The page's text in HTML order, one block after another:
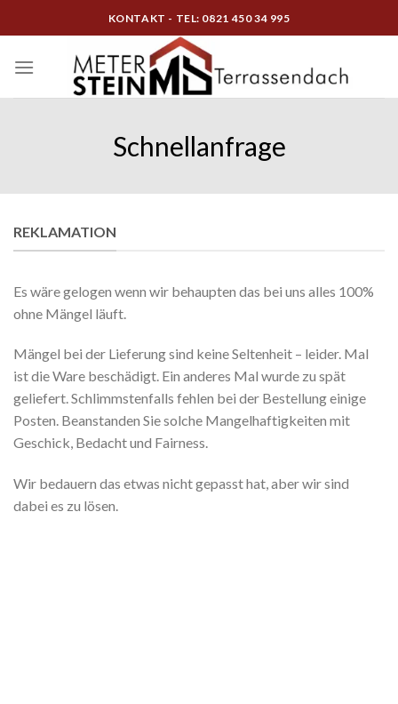
to
KONTAKT - TEL: 0821 450 34 995
Schnellanfrage
REKLAMATION
Es wäre gelogen wenn wir behaupten das bei uns alles 100%
ohne Mängel läuft.
Mängel bei der Lieferung sind keine Seltenheit – leider. Mal
ist die Ware beschädigt. Ein anderes Mal wurde zu spät
geliefert. Schlimmstenfalls fehlen bei der Bestellung einige
Posten. Beanstanden Sie solche Mangelhaftigkeiten mit
Geschick, Bedacht und Fairness.
Wir bedauern das etwas nicht gepasst hat, aber wir sind
dabei es zu lösen.